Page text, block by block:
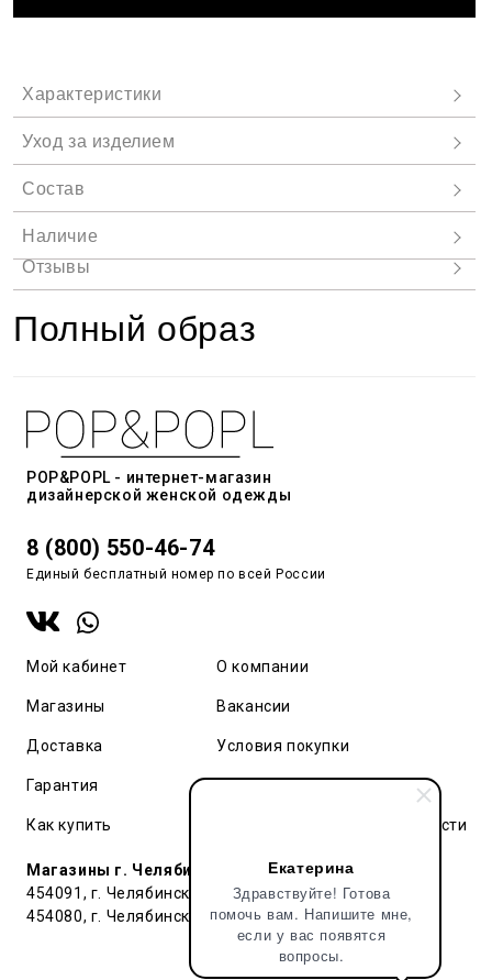
Екатерина
Здравствуйте! Готова
помочь вам. Напишите мне,
если у вас появятся
вопросы.
Полный образ
POP&POPL - интернет-магазин
дизайнерской женской одежды
8 (800) 550-46-74
Единый бесплатный номер по всей России
Мой кабинет
Магазины
Доставка
Гарантия
Как купить
О компании
Вакансии
Условия покупки
Карта сайта
Политика конфиденциальности
Магазины г. Челябинск:
454091, г. Челябинск, ул. Труда, 91 БЦ Гардероб
454080, г. Челябинск, ул. Тернопольская , д. 6